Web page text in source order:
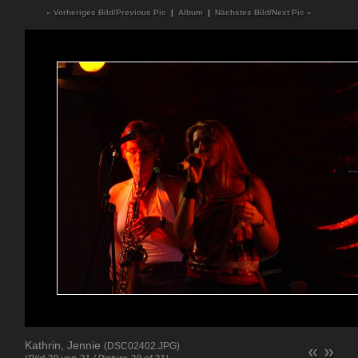
« Vorheriges Bild/Previous Pic | Album | Nächstes Bild/Next Pic »
Kathrin, Jennie (DSC02402.JPG)
« »